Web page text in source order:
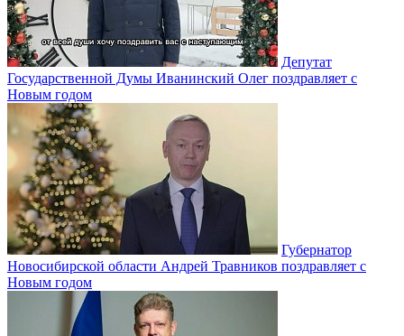
Депутат
Государственной Думы Иванинский Олег поздравляет с
Новым годом
Губернатор
Новосибирской области Андрей Травников поздравляет с
Новым годом